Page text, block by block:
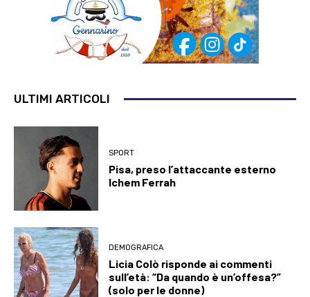
ULTIMI ARTICOLI
SPORT
Pisa, preso l’attaccante esterno
Ichem Ferrah
DEMOGRAFICA
Licia Colò risponde ai commenti
sull’età: “Da quando è un’offesa?”
(solo per le donne)